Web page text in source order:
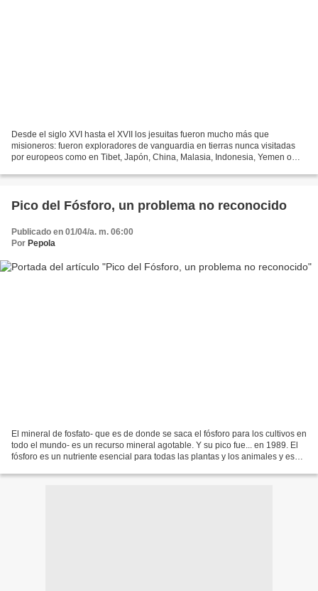
Desde el siglo XVI hasta el XVII los jesuitas fueron mucho más que
misioneros: fueron exploradores de vanguardia en tierras nunca visitadas
por europeos como en Tibet, Japón, China, Malasia, Indonesia, Yemen o
Pico del Fósforo, un problema no reconocido
Publicado en 01/04/a. m. 06:00
Por Pepola
El mineral de fosfato- que es de donde se saca el fósforo para los cultivos en
todo el mundo- es un recurso mineral agotable. Y su pico fue... en 1989. El
fósforo es un nutriente esencial para todas las plantas y los animales y es